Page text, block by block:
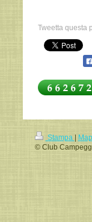
Tweetta questa
Stampa |
© Club